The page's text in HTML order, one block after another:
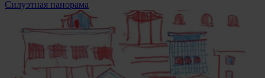
Силуэтная панорама